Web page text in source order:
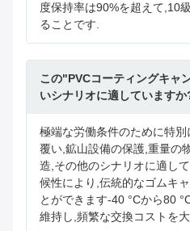
度保持率は90%を超えて,10
ることです.
この"PVCコーティングキャ
いシナリオに適していますか
極端な労働条件のために特
覆い,鉱山設備の保護,重量の
造,その他のシナリオに適し
候性により,伝統的なゴムキ
とができます-40 °Cから80
維持し,頻繁な交換コストを